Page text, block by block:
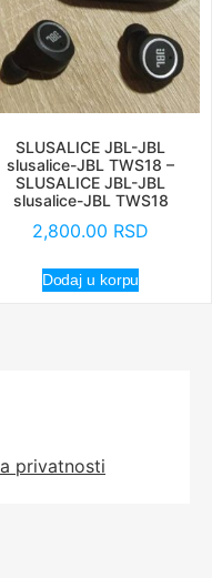
SLUSALICE JBL-JBL
slusalice-JBL TWS18 –
SLUSALICE JBL-JBL
slusalice-JBL TWS18
2,800.00 RSD
Dodaj u korpu
privatnosti